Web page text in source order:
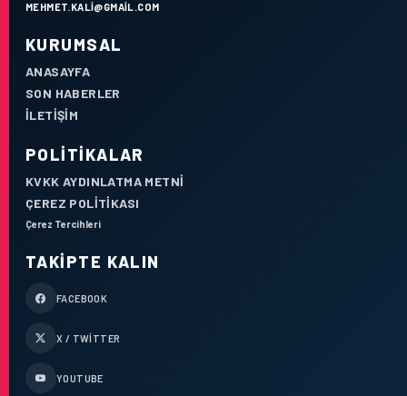
MEHMET.KALI@GMAIL.COM
KURUMSAL
ANASAYFA
SON HABERLER
İLETIŞIM
POLITIKALAR
KVKK AYDINLATMA METNI
ÇEREZ POLITIKASI
Çerez Tercihleri
TAKIPTE KALIN
FACEBOOK
X / TWITTER
YOUTUBE